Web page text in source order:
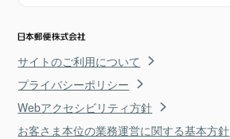
サイトのご利用について
プライバシーポリシー
Webアクセシビリティ方針
お客さま本位の業務運営に関する基本方針